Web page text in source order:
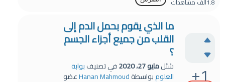
+1
ما الذي يقوم بحمل الدم إلى
القلب من جميع أجزاء الجسم
؟
سُئلمايو 27، 2020 في تصنيفبوابة
العلومبواسطةHanan Mahmoudعضو